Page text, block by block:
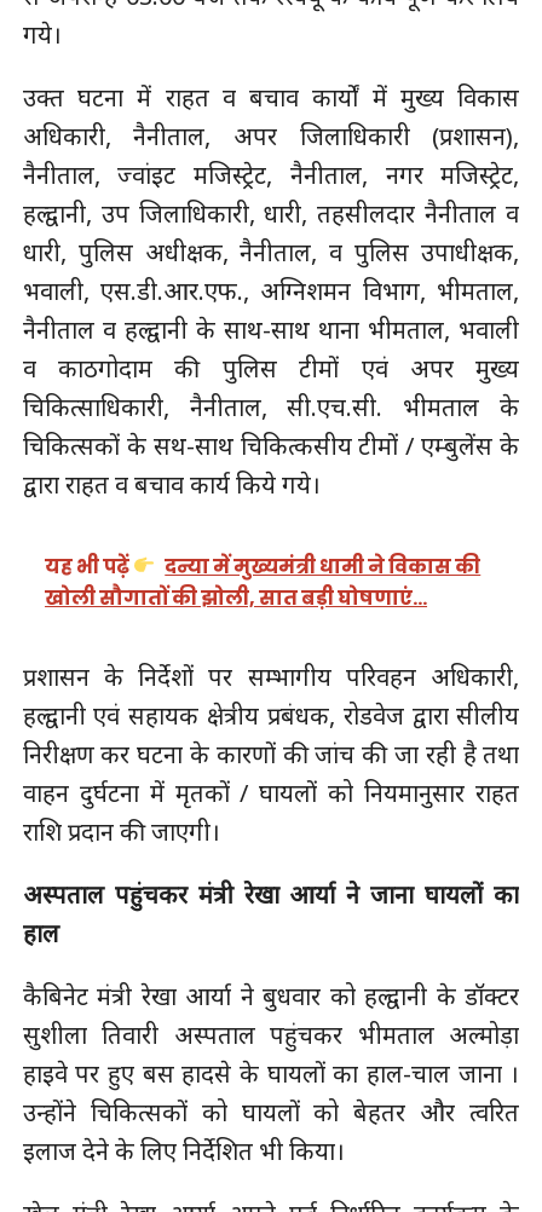
गये।
उक्त घटना में राहत व बचाव कार्यों में मुख्य विकास
अधिकारी, नैनीताल, अपर जिलाधिकारी (प्रशासन),
नैनीताल, ज्वांइट मजिस्ट्रेट, नैनीताल, नगर मजिस्ट्रेट,
हल्द्वानी, उप जिलाधिकारी, धारी, तहसीलदार नैनीताल व
धारी, पुलिस अधीक्षक, नैनीताल, व पुलिस उपाधीक्षक,
भवाली, एस.डी.आर.एफ., अग्निशमन विभाग, भीमताल,
नैनीताल व हल्द्वानी के साथ-साथ थाना भीमताल, भवाली
व काठगोदाम की पुलिस टीमों एवं अपर मुख्य
चिकित्साधिकारी, नैनीताल, सी.एच.सी. भीमताल के
चिकित्सकों के सथ-साथ चिकित्कसीय टीमों / एम्बुलेंस के
द्वारा राहत व बचाव कार्य किये गये।
यह भी पढ़ें
दन्या में मुख्यमंत्री धामी ने विकास की
खोली सौगातों की झोली, सात बड़ी घोषणाएं…
प्रशासन के निर्देशों पर सम्भागीय परिवहन अधिकारी,
हल्द्वानी एवं सहायक क्षेत्रीय प्रबंधक, रोडवेज द्वारा सीलीय
निरीक्षण कर घटना के कारणों की जांच की जा रही है तथा
वाहन दुर्घटना में मृतकों / घायलों को नियमानुसार राहत
राशि प्रदान की जाएगी।
अस्पताल पहुंचकर मंत्री रेखा आर्या ने जाना घायलों का
हाल
कैबिनेट मंत्री रेखा आर्या ने बुधवार को हल्द्वानी के डॉक्टर
सुशीला तिवारी अस्पताल पहुंचकर भीमताल अल्मोड़ा
हाइवे पर हुए बस हादसे के घायलों का हाल-चाल जाना ।
उन्होंने चिकित्सकों को घायलों को बेहतर और त्वरित
इलाज देने के लिए निर्देशित भी किया।